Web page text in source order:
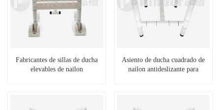
Fabricantes de sillas de ducha
elevables de nailon
Asiento de ducha cuadrado de
nailon antideslizante para